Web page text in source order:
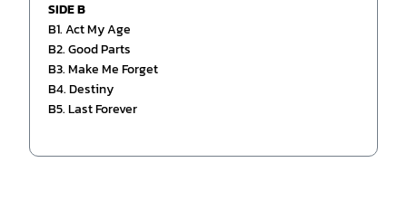
SIDE B
B1. Act My Age
B2. Good Parts
B3. Make Me Forget
B4. Destiny
B5. Last Forever